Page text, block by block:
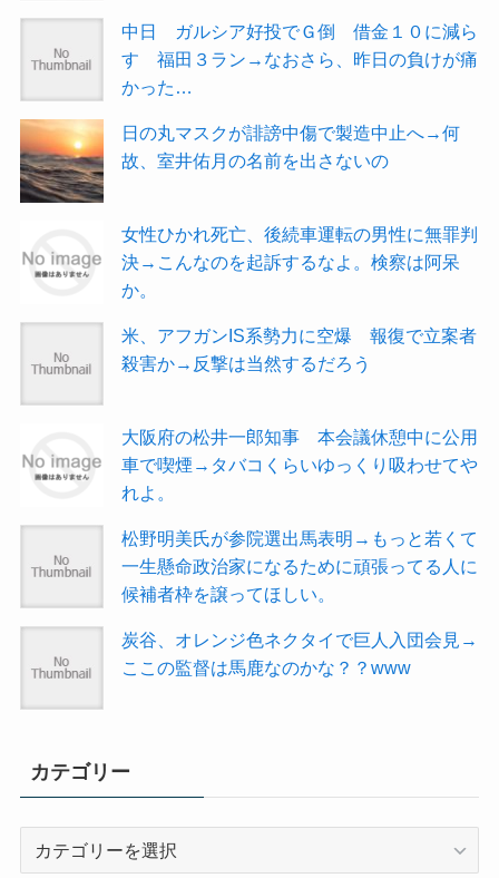
中日 ガルシア好投でＧ倒 借金１０に減ら
す 福田３ラン→なおさら、昨日の負けが痛
かった…
日の丸マスクが誹謗中傷で製造中止へ→何
故、室井佑月の名前を出さないの
女性ひかれ死亡、後続車運転の男性に無罪判
決→こんなのを起訴するなよ。検察は阿呆
か。
米、アフガンIS系勢力に空爆 報復で立案者
殺害か→反撃は当然するだろう
大阪府の松井一郎知事 本会議休憩中に公用
車で喫煙→タバコくらいゆっくり吸わせてや
れよ。
松野明美氏が参院選出馬表明→もっと若くて
一生懸命政治家になるために頑張ってる人に
候補者枠を譲ってほしい。
炭谷、オレンジ色ネクタイで巨人入団会見→
ここの監督は馬鹿なのかな？？www
カテゴリー